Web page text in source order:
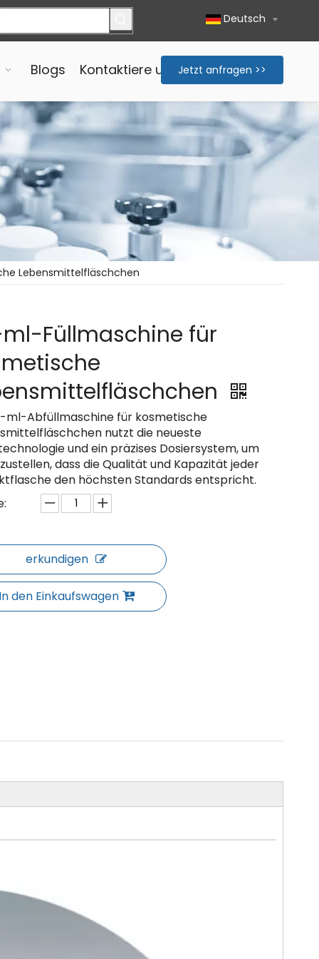
Deutsch
Blogs Kontaktiere unsJetzt anfragen >>
Lebensmittelfläschchen
Füllmaschine für
ml-Abfüllmaschine für kosmetische
nutzt die neueste
und ein präzises Dosiersystem, um
dass die Qualität und Kapazität jeder
den höchsten Standards entspricht.
erkundigen
In den Einkaufswagen